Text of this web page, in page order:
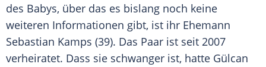
des Babys, über das es bislang noch keine
weiteren Informationen gibt, ist ihr Ehemann
Sebastian Kamps (39). Das Paar ist seit 2007
verheiratet. Dass sie schwanger ist, hatte Gülcan